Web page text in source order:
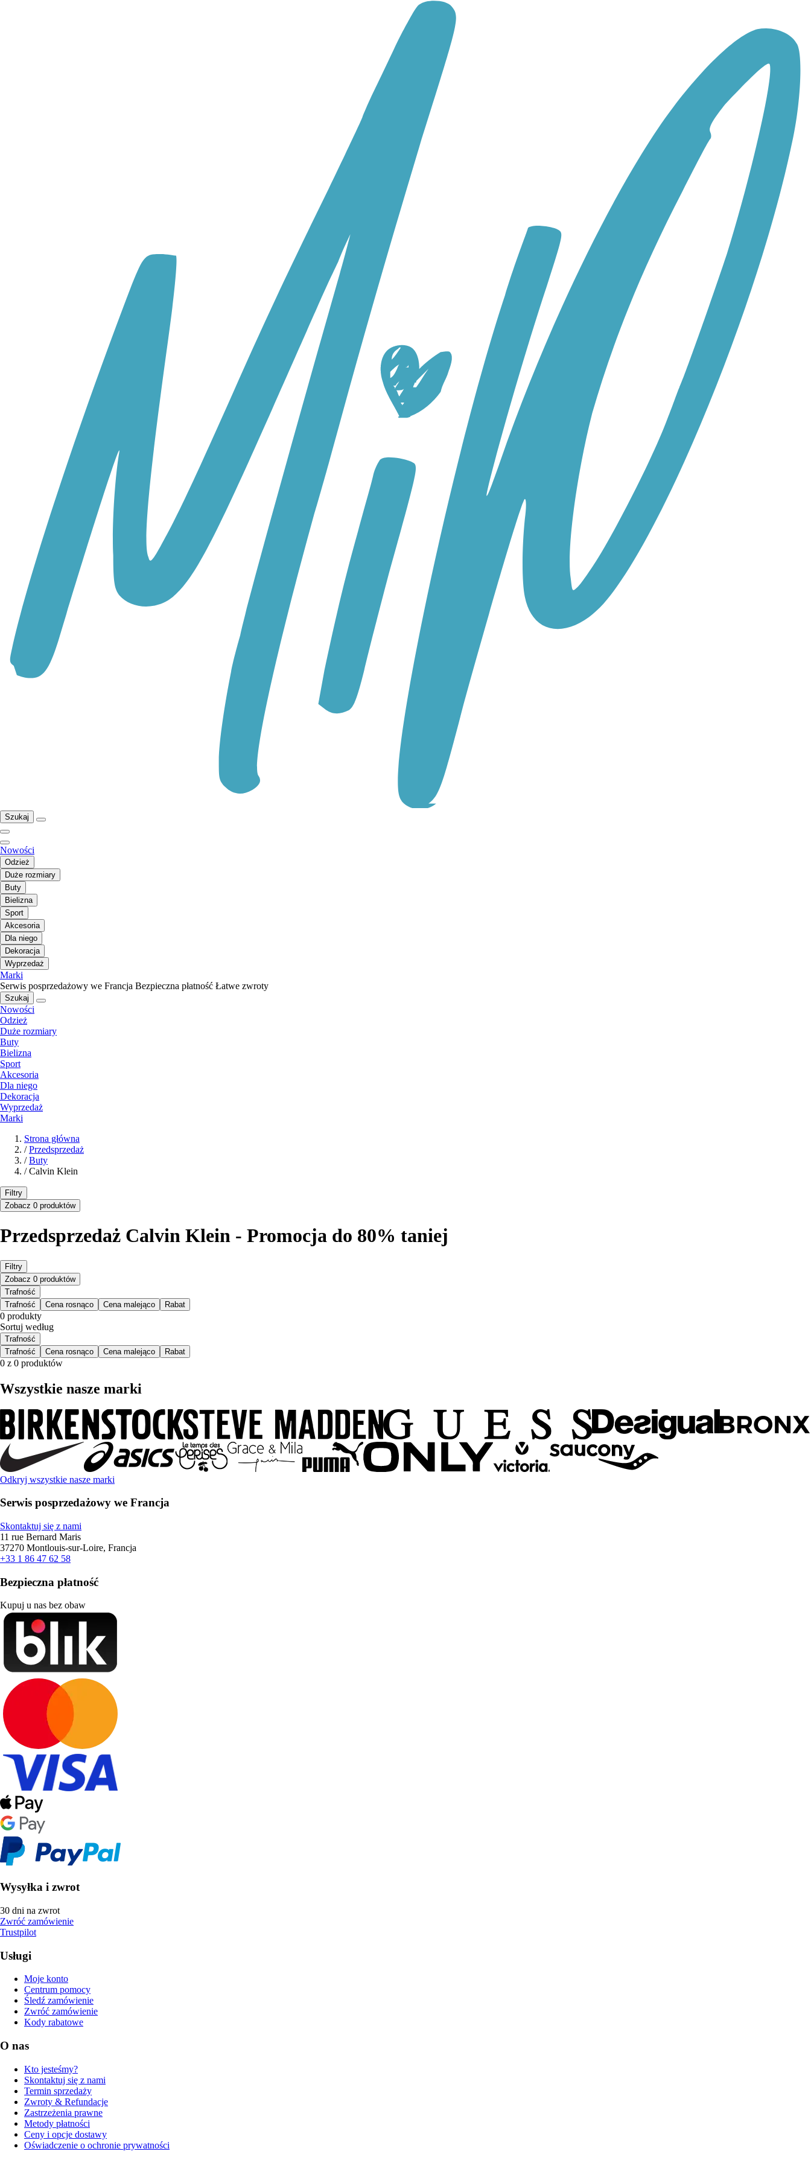
Szukaj
Nowości
Odzież
Duże rozmiary
Buty
Bielizna
Sport
Akcesoria
Dla niego
Dekoracja
Wyprzedaż
Marki
Serwis posprzedażowy we Francja Bezpieczna płatność Łatwe zwroty
Szukaj
Nowości
Odzież
Duże rozmiary
Buty
Bielizna
Sport
Akcesoria
Dla niego
Dekoracja
Wyprzedaż
Marki
Strona główna
/ Przedsprzedaż
/ Buty
/ Calvin Klein
Filtry
Zobacz 0 produktów
Przedsprzedaż Calvin Klein - Promocja do 80% taniej
Filtry
Zobacz 0 produktów
Trafność
Trafność
Cena rosnąco Cena malejąco Rabat
0 produkty
Sortuj według
Trafność
Trafność
Cena rosnąco Cena malejąco Rabat
0 z 0 produktów
Wszystkie nasze marki
Odkryj wszystkie nasze marki
Serwis posprzedażowy we Francja
Skontaktuj się z nami
11 rue Bernard Maris
37270 Montlouis-sur-Loire, Francja
+33 1 86 47 62 58
Bezpieczna płatność
Kupuj u nas bez obaw
Wysyłka i zwrot
30 dni na zwrot
Zwróć zamówienie
Trustpilot
Usługi
Moje konto
Centrum pomocy
Śledź zamówienie
Zwróć zamówienie
Kody rabatowe
O nas
Kto jesteśmy?
Skontaktuj się z nami
Termin sprzedaży
Zwroty & Refundacje
Zastrzeżenia prawne
Metody płatności
Ceny i opcje dostawy
Oświadczenie o ochronie prywatności